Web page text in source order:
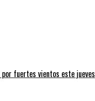
fuertes vientos este jueves